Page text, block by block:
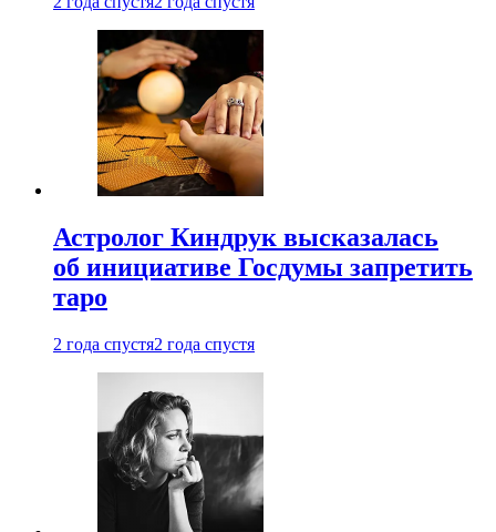
Астролог Киндрук высказалась
об инициативе Госдумы запретить
таро
2 года спустя2 года спустя